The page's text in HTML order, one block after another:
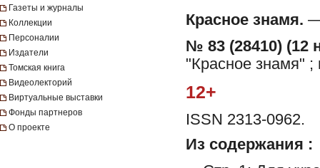
Газеты и журналы
Коллекции
Персоналии
Издатели
Томская книга
Видеолекторий
Виртуальные выставки
Фонды партнеров
О проекте
Красное знамя. —
№ 83 (28410) (12
"Красное знамя" ;
12+
ISSN 2313-0962.
Из содержания :